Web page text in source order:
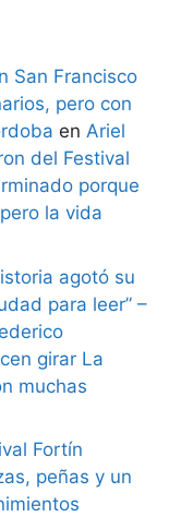
San Francisco
pero con
en Ariel
del Festival
porque
la vida
agotó su
para leer” –
girar La
muchas
Fortín
peñas y un